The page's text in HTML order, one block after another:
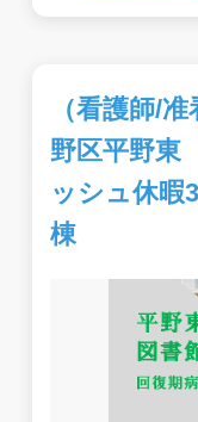
（看護師/
野区平野東
ッシュ休
棟